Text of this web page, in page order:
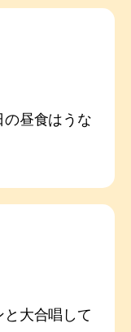
昼食はうな
大合唱して